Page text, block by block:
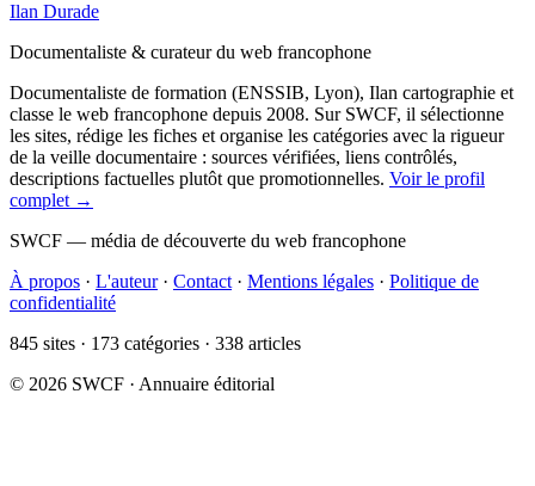
Ilan Durade
Documentaliste & curateur du web francophone
Documentaliste de formation (ENSSIB, Lyon), Ilan cartographie et
classe le web francophone depuis 2008. Sur SWCF, il sélectionne
les sites, rédige les fiches et organise les catégories avec la rigueur
de la veille documentaire : sources vérifiées, liens contrôlés,
descriptions factuelles plutôt que promotionnelles. Voir le profil
complet →
SWCF — média de découverte du web francophone
À propos · L'auteur · Contact · Mentions légales · Politique de
confidentialité
845 sites · 173 catégories · 338 articles
© 2026 SWCF · Annuaire éditorial